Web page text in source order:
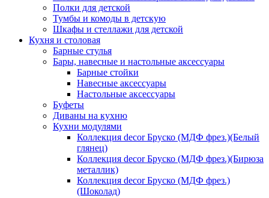
Полки для детской
Тумбы и комоды в детскую
Шкафы и стеллажи для детской
Кухня и столовая
Барные стулья
Бары, навесные и настольные аксессуары
Барные стойки
Навесные аксессуары
Настольные аксессуары
Буфеты
Диваны на кухню
Кухни модулями
Коллекция decor Бруско (МДФ фрез.)(Белый
глянец)
Коллекция decor Бруско (МДФ фрез.)(Бирюза
металлик)
Коллекция decor Бруско (МДФ фрез.)
(Шоколад)